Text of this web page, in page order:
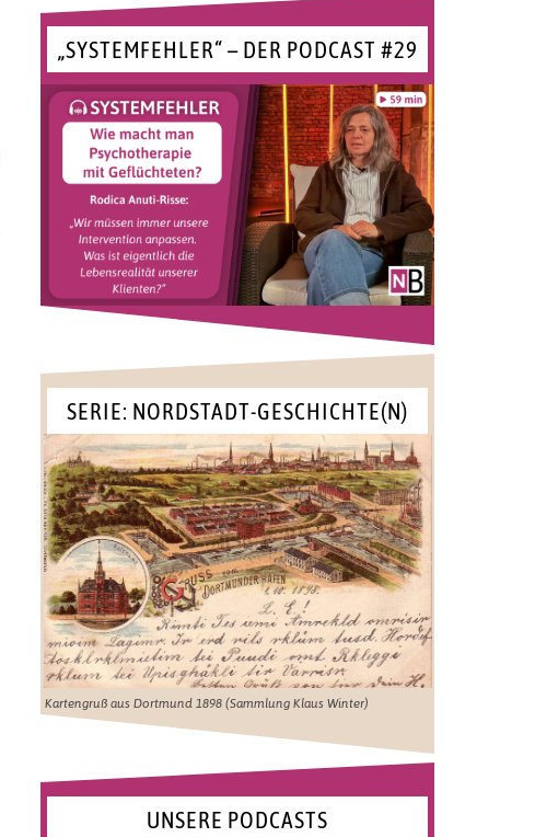
„SYSTEMFEHLER“ – DER PODCAST #29
SERIE: NORDSTADT-GESCHICHTE(N)
Kartengruß aus Dortmund 1898 (Sammlung Klaus Winter)
UNSERE PODCASTS